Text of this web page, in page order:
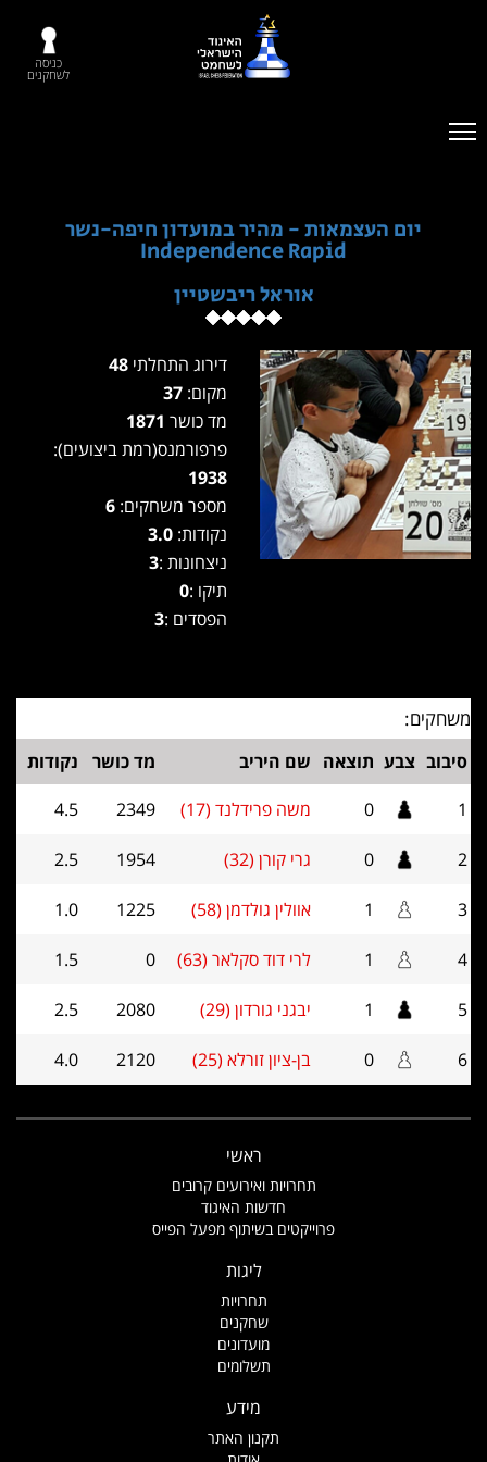
כניסה
לשחקנים
יום העצמאות - מהיר במועדון חיפה-נשר
Independence Rapid
אוראל ריבשטיין
דירוג התחלתי
מקום:
מד כושר
פרפורמנס(רמת ביצועים):
1938
מספר משחקים:
נקודות: 3.0
ניצחונות :3
תיקו :0
הפסדים :3
משחקים:
סיבוב צבע תוצאה שם היריב מד כושר
נקודות
1
0 משה פרידלנד (17) 2349
4.5
2
0 גרי קורן (32) 1954
2.5
3
1 אוולין גולדמן (58) 1225
1.0
4
1 לרי דוד סקלאר (63) 0
1.5
5
1 יבגני גורדון (29) 2080
2.5
6
0 בן-ציון זורלא (25) 2120
4.0
ראשי
תחרויות ואירועים קרובים
חדשות האיגוד
פרוייקטים בשיתוף מפעל הפייס
ליגות
תחרויות
שחקנים
מועדונים
תשלומים
מידע
תקנון האתר